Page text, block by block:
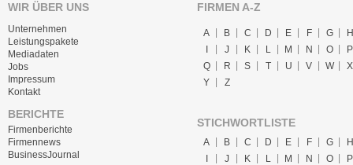
WIR ÜBER UNS
Unternehmen
Leistungspakete
Mediadaten
Jobs
Impressum
Kontakt
BERICHTE
Firmenberichte
Firmennews
BusinessJournal
FIRMEN A-Z
A B C D E F G
H
J K L M N O
P
Q
R S T U V W
X
Y
Z
STICHWORTLISTE
A B C D E F G
H
I
J K L M N O
P